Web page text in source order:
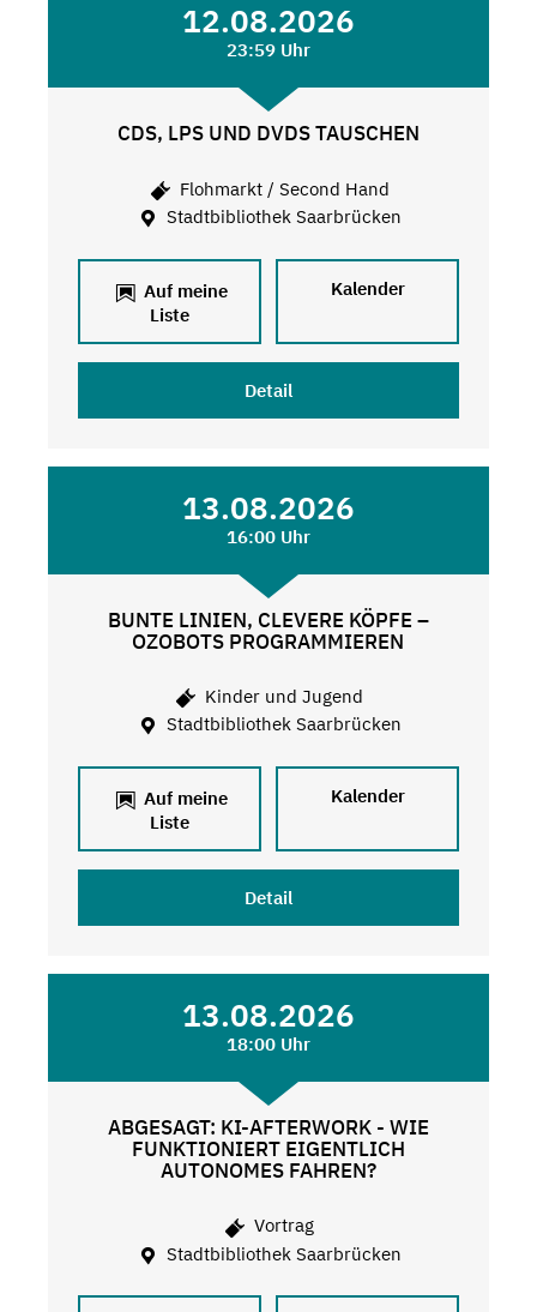
12.08.2026
23:59 Uhr
CDS, LPS UND DVDS TAUSCHEN
Flohmarkt / Second Hand
Stadtbibliothek Saarbrücken
Auf meine
Liste
Kalender
Detail
13.08.2026
16:00 Uhr
BUNTE LINIEN, CLEVERE KÖPFE –
OZOBOTS PROGRAMMIEREN
Kinder und Jugend
Stadtbibliothek Saarbrücken
Auf meine
Liste
Kalender
Detail
13.08.2026
18:00 Uhr
ABGESAGT: KI-AFTERWORK - WIE
FUNKTIONIERT EIGENTLICH
AUTONOMES FAHREN?
Vortrag
Stadtbibliothek Saarbrücken